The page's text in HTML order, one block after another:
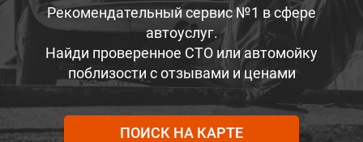
Рекомендательный сервис №1 в сфере
автоуслуг.
Найди проверенное СТО или автомойку
поблизости с отзывами и ценами
ПОИСК НА КАРТЕ